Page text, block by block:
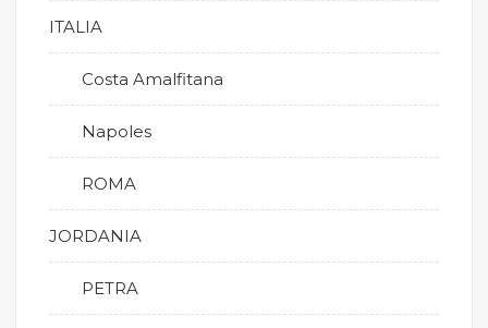
ITALIA
Costa Amalfitana
Napoles
ROMA
JORDANIA
PETRA